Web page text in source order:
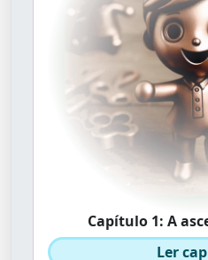
Capítulo 1: A
Ler